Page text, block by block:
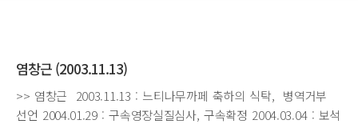
염창근 (2003.11.13)
>> 염창근 2003.11.13 : 느티나무까페 축하의 식탁, 병역거부
선언 2004.01.29 : 구속영장실질심사, 구속확정 2004.03.04 : 보석